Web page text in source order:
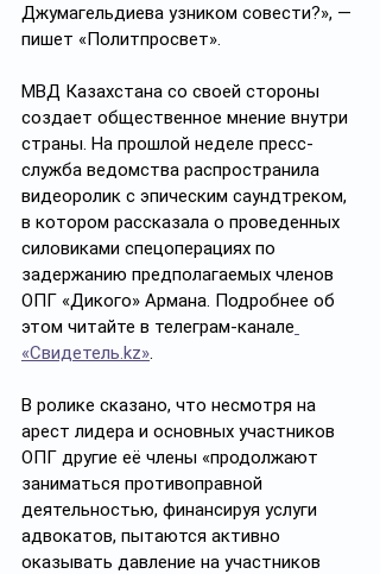
Джумагельдиева узником совести?», —
пишет «Политпросвет».
МВД Казахстана со своей стороны
создает общественное мнение внутри
страны. На прошлой неделе пресс-
служба ведомства распространила
видеоролик с эпическим саундтреком,
в котором рассказала о проведенных
силовиками спецоперациях по
задержанию предполагаемых членов
ОПГ «Дикого» Армана. Подробнее об
этом читайте в телеграм-канале
«Свидетель.kz».
В ролике сказано, что несмотря на
арест лидера и основных участников
ОПГ другие её члены «продолжают
заниматься противоправной
деятельностью, финансируя услуги
адвокатов, пытаются активно
оказывать давление на участников